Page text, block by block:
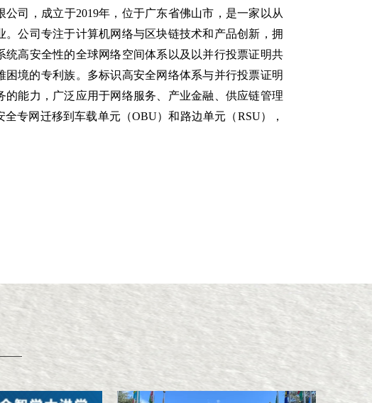
司，成立于2019年，位于广东省佛山市，是一家以从
公司专注于计算机网络与区块链技术和产品创新，拥
统高安全性的全球网络空间体系以及以并行投票证明共
境的专利族。多标识高安全网络体系与并行投票证明
能力，广泛应用于网络服务、产业金融、供应链管理
专网迁移到车载单元（OBU）和路边单元（RSU），